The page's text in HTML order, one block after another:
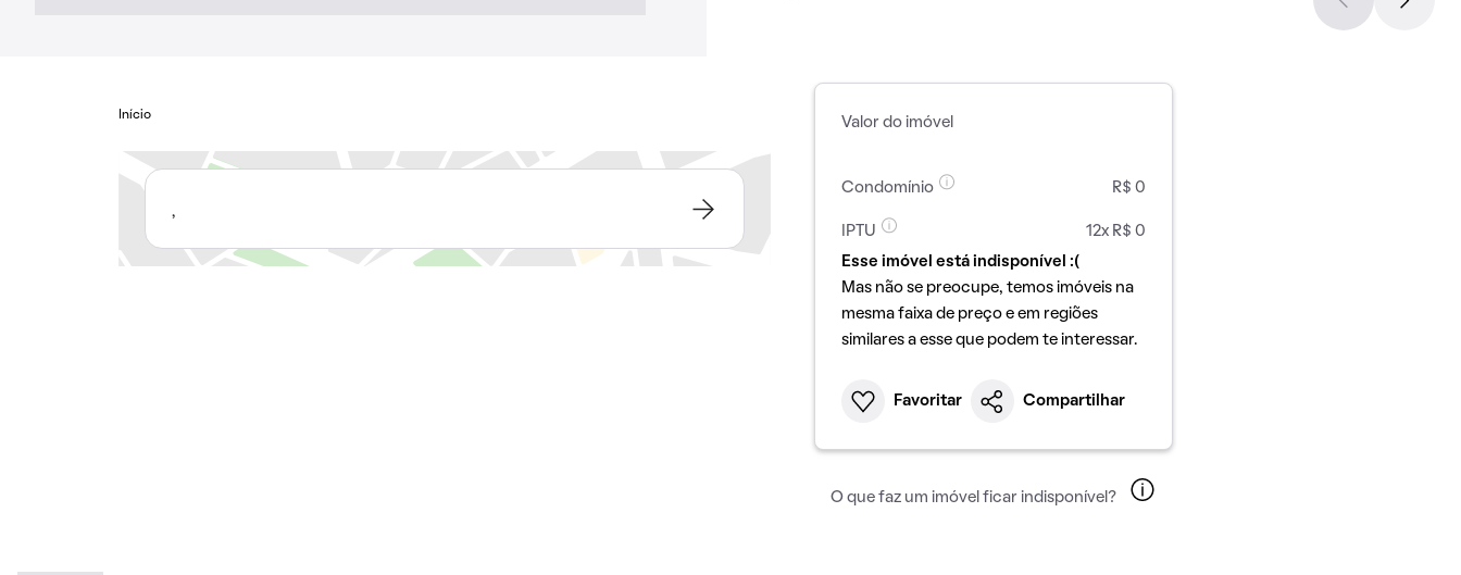
Início
,
Valor do imóvel
Condomínio R$ 0
IPTU
12x R$ 0
Esse imóvel está indisponível :(
Mas não se preocupe, temos imóveis na
mesma faixa de preço e em regiões
similares a esse que podem te interessar.
Favoritar Compartilhar
O que faz um imóvel ficar indisponível?